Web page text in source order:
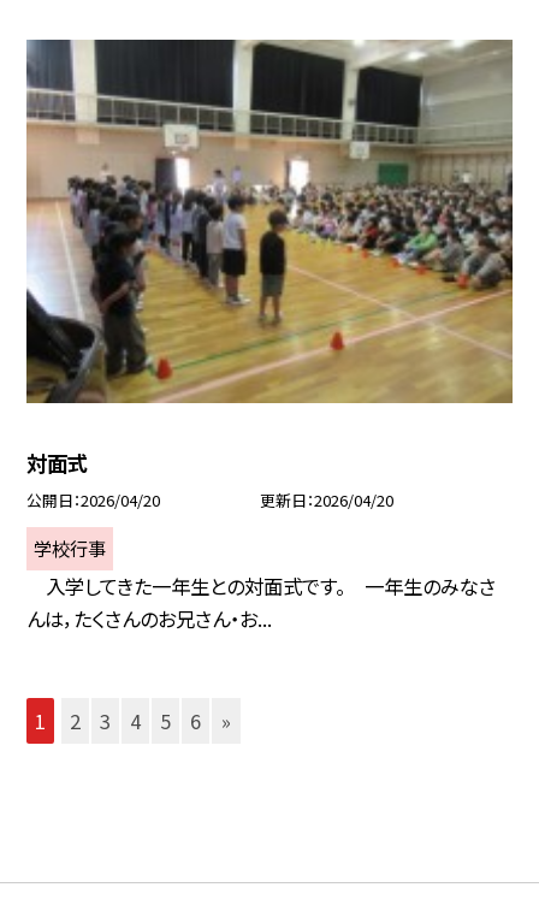
対面式
公開日 2026/04/20 更新日 2026/04/20
学校行事
入学してきた一年生との対面式です。 一年生のみなさ
んは，たくさんのお兄さん・お...
1 2 3 4 5 6 »